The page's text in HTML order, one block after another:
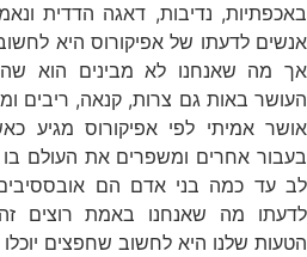
באכפתיות, נדיבות, דאגה הדדית
אנשים לדעתו של אפיקורוס היא
אך מה שאנחנו לא מבינים הוא
העושר באות גם צרות, קנאה, ריבים
אושר אמיתי לפי אפיקורוס מגיע
בעבור אחרים ומשפרים את העולם
לב עד כמה בני אדם הם
לדעתו מה שאנחנו באמת רוצים זה
הטעות שלנו היא לחשוב שחפצים